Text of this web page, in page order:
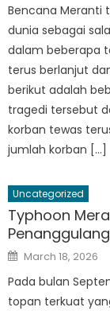
Bencana Meranti
dunia sebagai
dalam beberapa
terus berlanjut
berikut adalah
tragedi tersebut
korban tewas
jumlah korban […]
Uncategorized
Typhoon
Posted
on
March 18, 2026
Pada bulan
topan terkuat